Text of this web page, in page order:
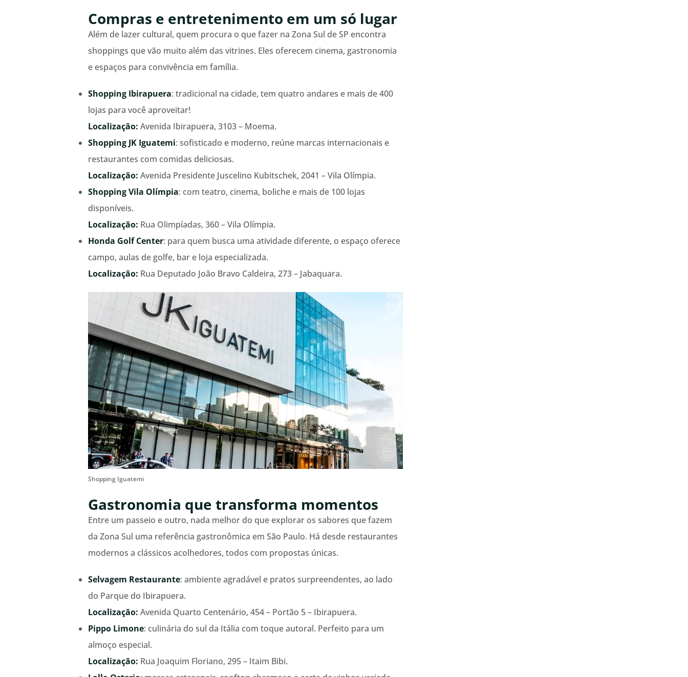
Compras e entretenimento em um só lugar
Além de lazer cultural, quem procura o que fazer na Zona Sul de SP encontra
shoppings que vão muito além das vitrines. Eles oferecem cinema, gastronomia
e espaços para convivência em família.
Shopping Ibirapuera: tradicional na cidade, tem quatro andares e mais de 400
lojas para você aproveitar!
Localização: Avenida Ibirapuera, 3103 – Moema.
Shopping JK Iguatemi: sofisticado e moderno, reúne marcas internacionais e
restaurantes com comidas deliciosas.
Localização: Avenida Presidente Juscelino Kubitschek, 2041 – Vila Olímpia.
Shopping Vila Olímpia: com teatro, cinema, boliche e mais de 100 lojas
disponíveis.
Localização: Rua Olimpíadas, 360 – Vila Olímpia.
Honda Golf Center: para quem busca uma atividade diferente, o espaço oferece
campo, aulas de golfe, bar e loja especializada.
Localização: Rua Deputado João Bravo Caldeira, 273 – Jabaquara.
Shopping Iguatemi
Gastronomia que transforma momentos
Entre um passeio e outro, nada melhor do que explorar os sabores que fazem
da Zona Sul uma referência gastronômica em São Paulo. Há desde restaurantes
modernos a clássicos acolhedores, todos com propostas únicas.
Selvagem Restaurante: ambiente agradável e pratos surpreendentes, ao lado
do Parque do Ibirapuera.
Localização: Avenida Quarto Centenário, 454 – Portão 5 – Ibirapuera.
Pippo Limone: culinária do sul da Itália com toque autoral. Perfeito para um
almoço especial.
Localização: Rua Joaquim Floriano, 295 – Itaim Bibi.